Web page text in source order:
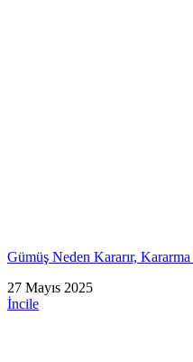
Gümüş Neden Kararır,
27 Mayıs 2025
İncile